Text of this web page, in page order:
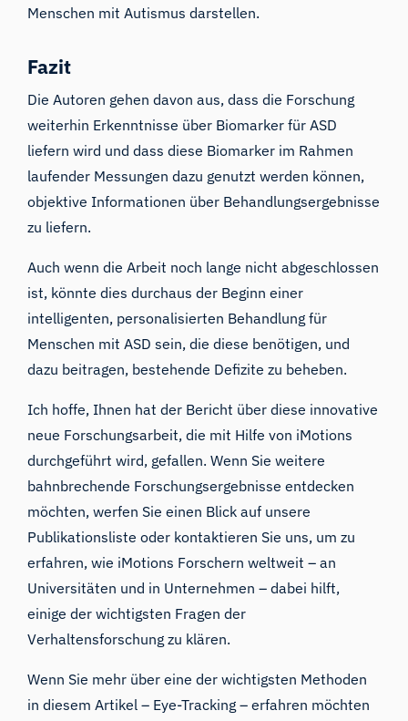
Menschen mit Autismus darstellen.
Fazit
Die Autoren gehen davon aus, dass die Forschung
weiterhin Erkenntnisse über Biomarker für ASD
liefern wird und dass diese Biomarker im Rahmen
laufender Messungen dazu genutzt werden können,
objektive Informationen über Behandlungsergebnisse
zu liefern.
Auch wenn die Arbeit noch lange nicht abgeschlossen
ist, könnte dies durchaus der Beginn einer
intelligenten, personalisierten Behandlung für
Menschen mit ASD sein, die diese benötigen, und
dazu beitragen, bestehende Defizite zu beheben.
Ich hoffe, Ihnen hat der Bericht über diese innovative
neue Forschungsarbeit, die mit Hilfe von iMotions
durchgeführt wird, gefallen. Wenn Sie weitere
bahnbrechende Forschungsergebnisse entdecken
möchten, werfen Sie einen Blick auf unsere
Publikationsliste oder kontaktieren Sie uns, um zu
erfahren, wie iMotions Forschern weltweit – an
Universitäten und in Unternehmen – dabei hilft,
einige der wichtigsten Fragen der
Verhaltensforschung zu klären.
Wenn Sie mehr über eine der wichtigsten Methoden
in diesem Artikel – Eye-Tracking – erfahren möchten